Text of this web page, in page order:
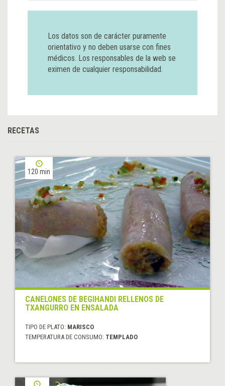
Los datos son de carácter puramente
orientativo y no deben usarse con fines
médicos. Los responsables de la web se
eximen de cualquier responsabilidad.
RECETAS
120 min
CANELONES DE BEGIHANDI RELLENOS DE
TXANGURRO EN ENSALADA
TIPO DE PLATO: MARISCO
TEMPERATURA DE CONSUMO: TEMPLADO